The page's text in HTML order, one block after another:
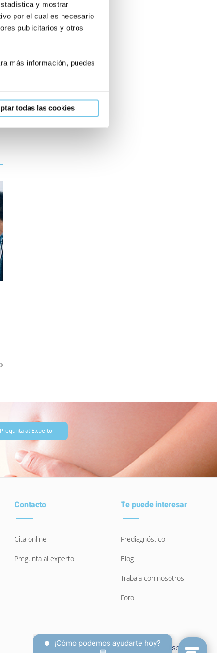
y mostrar
por el cual es necesario
publicitarios y otros
más información, puedes
todas las cookies
recomendaros a todas aquellas
personas que deseen tener un hijo.
durante el proceso.
Pregunta al Experto
Contacto
Cita online
Pregunta al experto
Te puede interesar
Prediagnóstico
Blog
Trabaja con nosotros
Foro
Español